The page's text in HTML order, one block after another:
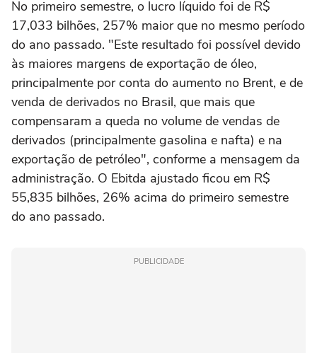
No primeiro semestre, o lucro líquido foi de R$
17,033 bilhões, 257% maior que no mesmo período
do ano passado. "Este resultado foi possível devido
às maiores margens de exportação de óleo,
principalmente por conta do aumento no Brent, e de
venda de derivados no Brasil, que mais que
compensaram a queda no volume de vendas de
derivados (principalmente gasolina e nafta) e na
exportação de petróleo", conforme a mensagem da
administração. O Ebitda ajustado ficou em R$
55,835 bilhões, 26% acima do primeiro semestre
do ano passado.
PUBLICIDADE